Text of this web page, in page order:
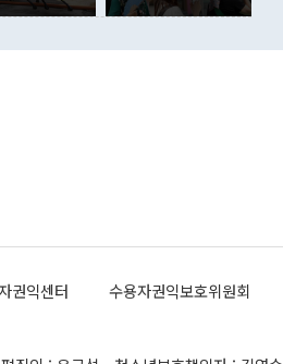
안을 추진하겠다고 업무보고를
나서야 한다'고 주장한 것은 심각
로 요구한 적이 없기 때문이다. 지
제네바 기본합의는 핵시설 동결
핵 협상은 북한의 비핵화 조치와
권익센터 수용자권익보호위원회